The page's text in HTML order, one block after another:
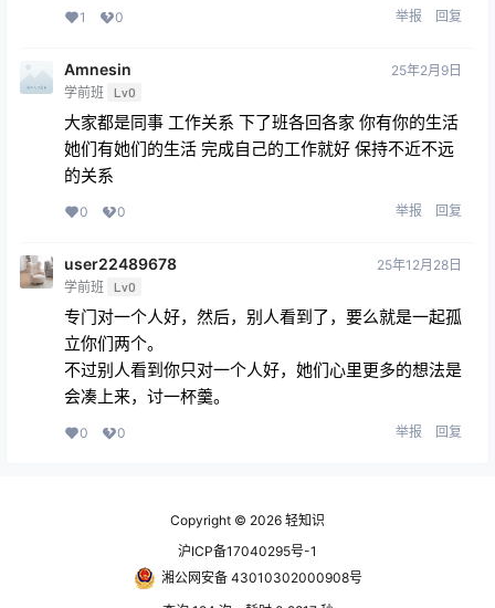
1 0 举报 回复
Amnesin
学前班 Lv0
25年2月9日
大家都是同事 工作关系 下了班各回各家 你有你的生活
她们有她们的生活 完成自己的工作就好 保持不近不远
的关系
0 0 举报 回复
user22489678
学前班 Lv0
25年12月28日
专门对一个人好，然后，别人看到了，要么就是一起孤
立你们两个。
不过别人看到你只对一个人好，她们心里更多的想法是
会凑上来，讨一杯羹。
0 0 举报 回复
Copyright © 2026 轻知识
沪ICP备17040295号-1
湘公网安备 43010302000908号